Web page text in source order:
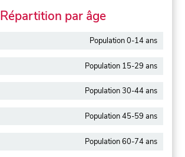
Répartition par âge
Population 0-14 ans
Population 15-29 ans
Population 30-44 ans
Population 45-59 ans
Population 60-74 ans